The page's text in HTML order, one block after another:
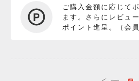
ご購入金額に応じて
ます。さらにレビュ
ポイント進呈。（会